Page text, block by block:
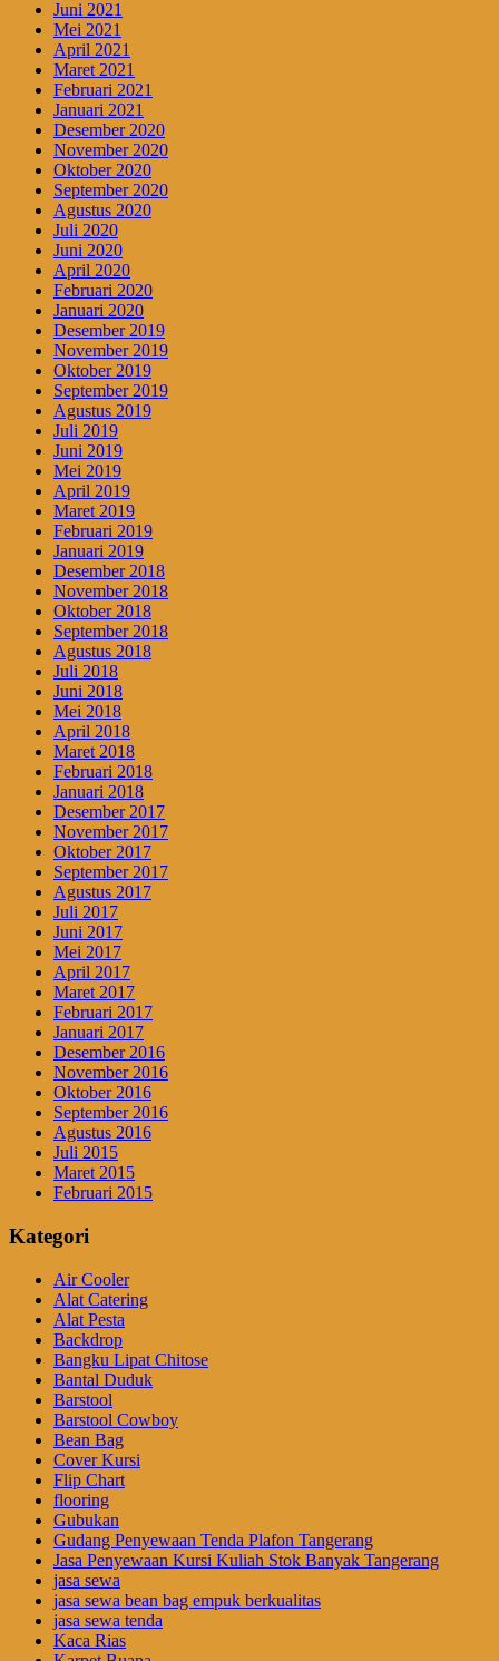
Juni 2021
Mei 2021
April 2021
Maret 2021
Februari 2021
Januari 2021
Desember 2020
November 2020
Oktober 2020
September 2020
Agustus 2020
Juli 2020
Juni 2020
April 2020
Februari 2020
Januari 2020
Desember 2019
November 2019
Oktober 2019
September 2019
Agustus 2019
Juli 2019
Juni 2019
Mei 2019
April 2019
Maret 2019
Februari 2019
Januari 2019
Desember 2018
November 2018
Oktober 2018
September 2018
Agustus 2018
Juli 2018
Juni 2018
Mei 2018
April 2018
Maret 2018
Februari 2018
Januari 2018
Desember 2017
November 2017
Oktober 2017
September 2017
Agustus 2017
Juli 2017
Juni 2017
Mei 2017
April 2017
Maret 2017
Februari 2017
Januari 2017
Desember 2016
November 2016
Oktober 2016
September 2016
Agustus 2016
Juli 2015
Maret 2015
Februari 2015
Kategori
Air Cooler
Alat Catering
Alat Pesta
Backdrop
Bangku Lipat Chitose
Bantal Duduk
Barstool
Barstool Cowboy
Bean Bag
Cover Kursi
Flip Chart
flooring
Gubukan
Gudang Penyewaan Tenda Plafon Tangerang
Jasa Penyewaan Kursi Kuliah Stok Banyak Tangerang
jasa sewa
jasa sewa bean bag empuk berkualitas
jasa sewa tenda
Kaca Rias